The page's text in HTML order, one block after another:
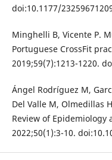
doi:10.1177/
Minghelli B, Vicente P.
Portuguese CrossFit
2019;59(7):1213-1220.
Ángel Rodríguez M,
Del Valle M, Olmedillas
Review of Epidemiology
2022;50(1):3-10.